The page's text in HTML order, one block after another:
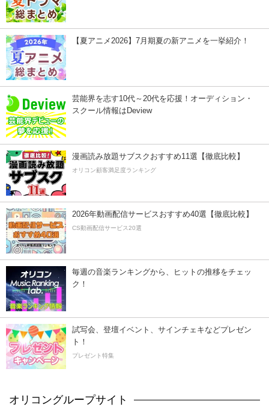
【夏アニメ2026】7月期夏の新アニメを一挙紹介！
芸能界を志す10代～20代を応援！オーディション・
スクール情報はDeview
漫画読み放題サブスクおすすめ11選【徹底比較】
オリコン顧客満足度ランキング
2026年動画配信サービスおすすめ40選【徹底比較】
CS動画配信サービス20選
毎週の音楽ランキングから、ヒットの推移をチェッ
ク！
試写会、登壇イベント、サインチェキなどプレゼン
ト！
プレゼント特集
オリコングループサイト